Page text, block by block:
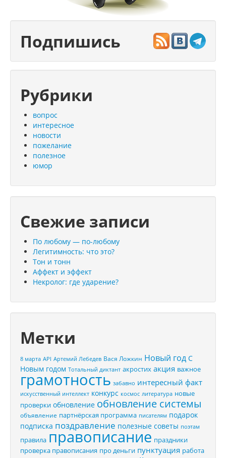
Подпишись
Рубрики
вопрос
интересное
новости
пожелание
полезное
юмор
Свежие записи
По любому — по-любому
Легитимность: что это?
Тон и тонн
Аффект и эффект
Некролог: где ударение?
Метки
8 марта API Артемий Лебедев Вася Ложкин Новый год С
Новым годом Тотальный диктант акростих акция важное
грамотность забавно интересный факт
искусственный интеллект конкурс космос литература новые
проверки обновление обновление системы
объявление партнёрская программа писателям подарок
подписка поздравление полезные советы поэтам
правила правописание праздники
проверка правописания про деньги пунктуация работа